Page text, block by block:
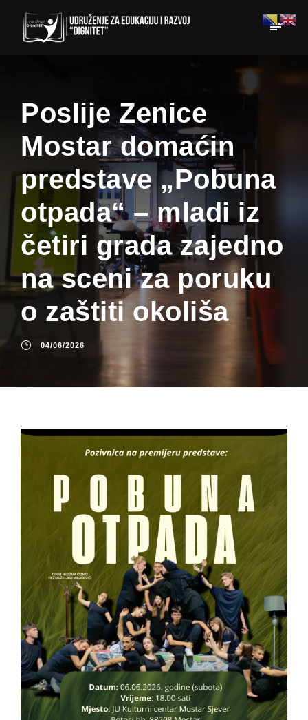
Poslije Zenice
Mostar domaćin
predstave „Pobuna
otpada“ – mladi iz
četiri grada zajedno
na sceni za poruku
o zaštiti okoliša
04/06/2026